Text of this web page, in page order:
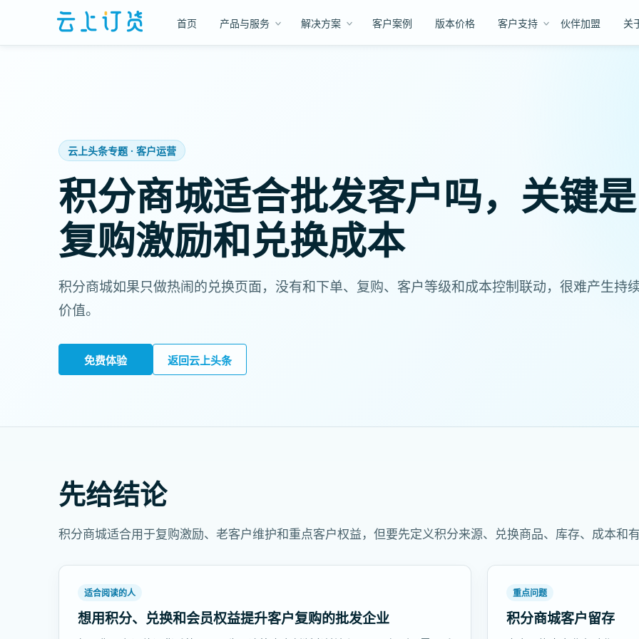
首页 产品与服务 解决方案 客户案例 版本价格 客户支持 伙伴加盟 关
云上头条专题 · 客户运营
积分商城适合批发客户吗，关键是
复购激励和兑换成本
积分商城如果只做热闹的兑换页面，没有和下单、复购、客户等级和成本控制联动，很难产生持
价值。
免费体验 返回云上头条
先给结论
积分商城适合用于复购激励、老客户维护和重点客户权益，但要先定义积分来源、兑换商品、库存、成本和
适合阅读的人
想用积分、兑换和会员权益提升客户复购的批发企业
重点问题
积分商城客户留存